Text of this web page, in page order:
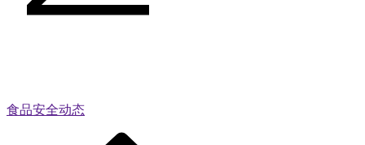
食品安全动态